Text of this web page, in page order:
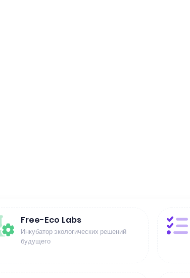
Free-Eco Labs
Инкубатор экологических решений
будущего